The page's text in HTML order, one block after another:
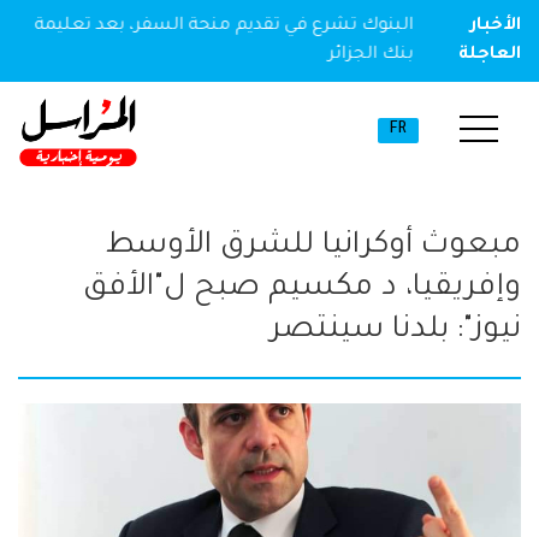
الأخبار
العاجلة
مخدر
البنوك تشرع في تقديم منحة السفر، بعد تعليمة
بنك الجزائر
FR
مبعوث أوكرانيا للشرق الأوسط
وإفريقيا، د مكسيم صبح ل"الأفق
نيوز": بلدنا سينتصر